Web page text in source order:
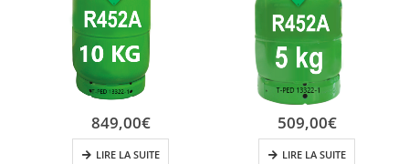
849,00€
LIRE LA SUITE
509,00€
LIRE LA SUITE